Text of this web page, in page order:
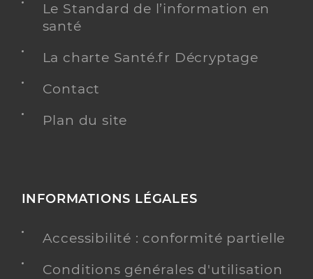
Le Standard de l’information en
santé
La charte Santé.fr Décryptage
Contact
Plan du site
INFORMATIONS LÉGALES
Accessibilité : conformité partielle
Conditions générales d'utilisation